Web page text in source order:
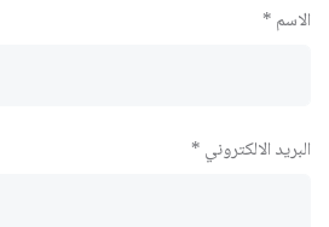
الاسم *
البريد الالكتروني *